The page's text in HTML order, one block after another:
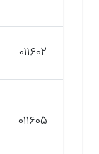
011602
011605